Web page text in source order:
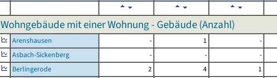
Wohngebäude mit einer Wohnung - Gebäude (Anzahl)
Arenshausen - 1 -
Asbach-Sickenberg
- - -
Berlingerode
2 4 1